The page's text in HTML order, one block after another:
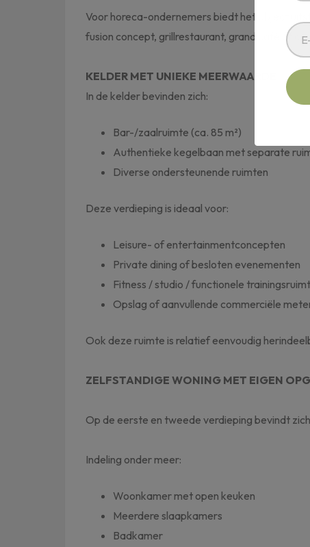
Voor horeca-ondernemers biedt het object
fusion concept, grillrestaurant, grand café of
KELDER MET UNIEKE MEERWAARDE
In de kelder bevinden zich:
Bar-/zaalruimte (ca. 85 m²)
Authentieke kegelbaan met separate
Diverse ondersteunende ruimten
Deze verdieping is ideaal voor:
Leisure- of entertainmentconcepten
Private dining of besloten evenementen
Fitness / studio / functionele
Opslag of aanvullende commerciële
Ook deze ruimte is relatief eenvoudig
ZELFSTANDIGE WONING MET EIGEN
Op de eerste en tweede verdieping bevindt
Indeling onder meer:
Woonkamer met open keuken
Meerdere slaapkamers
Badkamer